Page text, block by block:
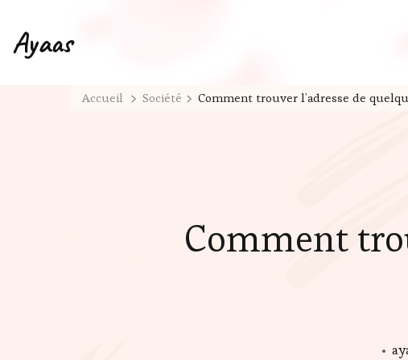
Ayaas
Accueil Société Comment trouver l’adresse de
Comment